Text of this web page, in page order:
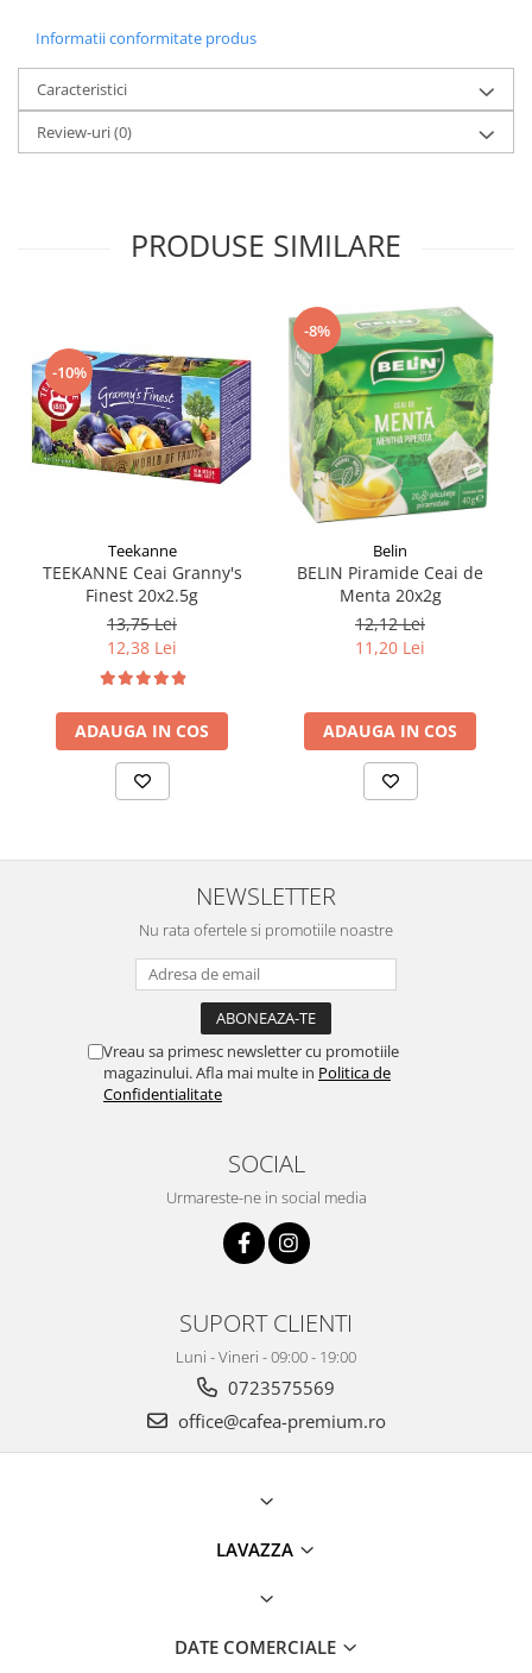
Informatii conformitate produs
Caracteristici
Review-uri(0)
PRODUSE SIMILARE
-10%
Teekanne
TEEKANNE Ceai Granny's
Finest 20x2.5g
13,75 Lei
12,38 Lei
ADAUGA IN COS
-8%
Belin
BELIN Piramide Ceai de
Menta 20x2g
12,12 Lei
11,20 Lei
ADAUGA IN COS
NEWSLETTER
Nu rata ofertele si promotiile noastre
Vreau sa primesc newsletter cu promotiile
magazinului. Afla mai multe in Politica de
Confidentialitate
SOCIAL
Urmareste-ne in social media
SUPORT CLIENTI
Luni - Vineri - 09:00 - 19:00
0723575569
office@cafea-premium.ro
LAVAZZA
DATE COMERCIALE